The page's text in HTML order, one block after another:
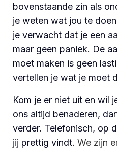
bovenstaande zin als
je weten wat jou te
je verwacht dat je een
maar geen paniek. De
moet maken is geen
vertellen je wat je moet
Kom je er niet uit en wil
ons altijd benaderen,
verder. Telefonisch, op
jij prettig vindt. We zijn